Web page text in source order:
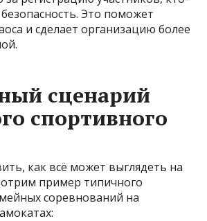
Это поможет
и сделает организацию более
сценарий
спортивного
как всё может выглядеть на
пример типичного
соревнований на